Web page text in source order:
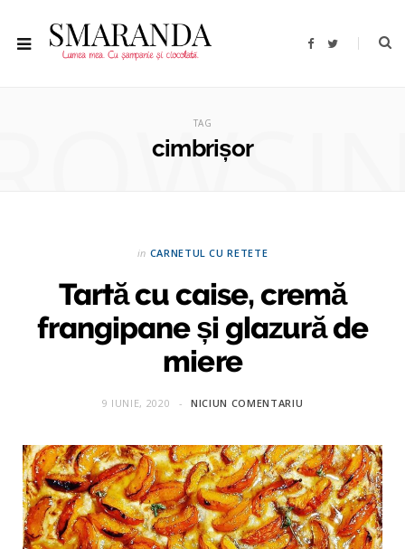
F
T
TAG
cimbrișor
in CARNETUL CU RETETE
Tartă cu caise, cremă
frangipane și glazură de
miere
9 IUNIE, 2020 NICIUN COMENTARIU